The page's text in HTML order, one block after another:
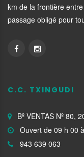
km de la frontière
passage obligé pour
C.C. TXINGUDI
Bº VENTAS Nº 80,
Ouvert de 09 h 00
943 639 063